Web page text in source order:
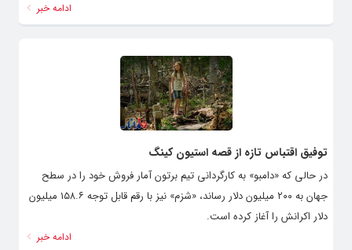
ادامه خبر
توفیق اقتباس تازه از قصه استیون کینگ
در حالی که «دامبو» به کارگردانی تیم برتون آمار فروش خود را در سطح
جهان به ۲۰۰ میلیون دلار رساند، «شزم» نیز با رقم قابل توجه ۱۵۸.۶ میلیون
دلار اکرانش را آغاز کرده است.
ادامه خبر